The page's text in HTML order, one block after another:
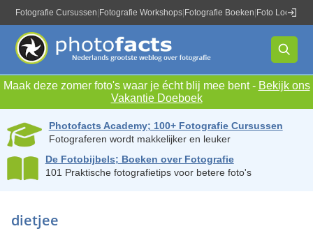
Fotografie Cursussen Fotografie Workshops Fotografie Boeken Foto Locaties
Maak deze zomer foto's waar je écht blij mee bent - Bekijk ons
Vakantie Doeboek
Photofacts Academy; 100+ Fotografie Cursussen
Fotograferen wordt makkelijker en leuker
De Fotobijbels; Boeken over Fotografie
101 Praktische fotografietips voor betere foto's
dietjee